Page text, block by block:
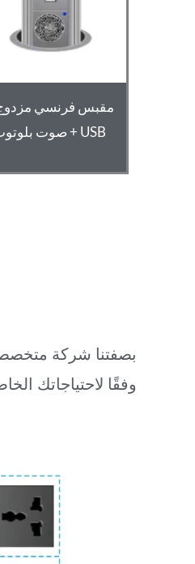
مقبس فرنسي
USB + صوت بلوتوث
بصفتنا شركة
وفقًا لاحتياجاتك